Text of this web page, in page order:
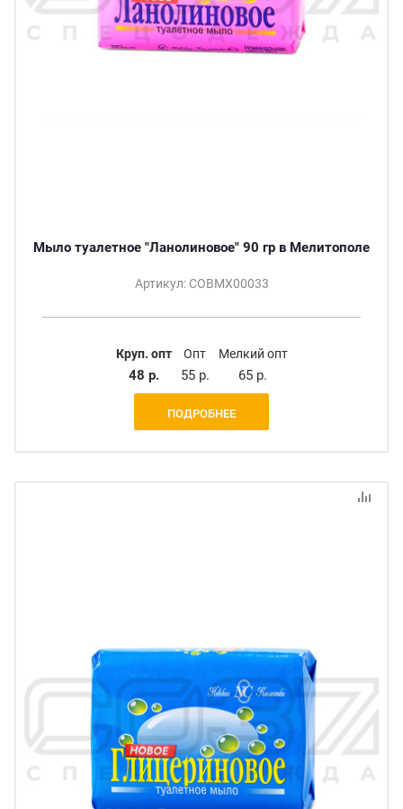
Мыло туалетное "Ланолиновое" 90 гр в Мелитополе
Артикул: СОВМХ00033
Круп. опт
48 р.
Опт
55 р.
Мелкий опт
65 р.
ПОДРОБНЕЕ